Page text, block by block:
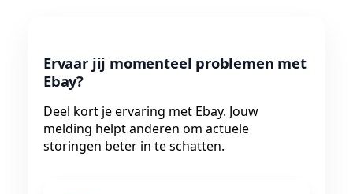
Ervaar jij momenteel problemen met
Ebay?
Deel kort je ervaring met Ebay. Jouw
melding helpt anderen om actuele
storingen beter in te schatten.